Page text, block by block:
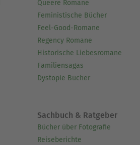
Queere Romane
Feministische Bücher
Feel-Good-Romane
Regency Romane
Historische Liebesromane
Familiensagas
Dystopie Bücher
Sachbuch & Ratgeber
Bücher über Fotografie
Reiseberichte